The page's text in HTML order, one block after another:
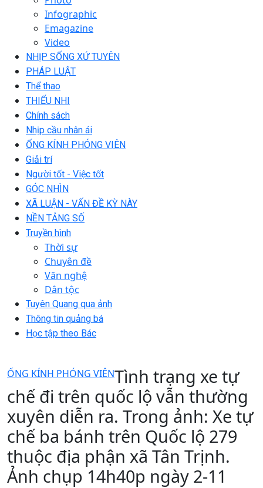
Infographic
Emagazine
Video
NHỊP SỐNG XỨ TUYÊN
PHÁP LUẬT
Thể thao
THIẾU NHI
Chính sách
Nhịp cầu nhân ái
ỐNG KÍNH PHÓNG VIÊN
Giải trí
Người tốt - Việc tốt
GÓC NHÌN
XÃ LUẬN - VẤN ĐỀ KỲ NÀY
NỀN TẢNG SỐ
Truyền hình
Thời sự
Chuyên đề
Văn nghệ
Dân tộc
Tuyên Quang qua ảnh
Thông tin quảng bá
Học tập theo Bác
ỐNG KÍNH PHÓNG VIÊNTình trạng xe tự
chế đi trên quốc lộ vẫn thường
xuyên diễn ra. Trong ảnh: Xe tự
chế ba bánh trên Quốc lộ 279
thuộc địa phận xã Tân Trịnh.
Ảnh chụp 14h40p ngày 2-11